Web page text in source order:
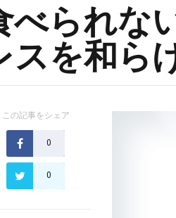
べられな
スを和ら
この記事をシェア
0
0